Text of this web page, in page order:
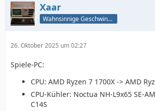
Xaar
Wahnsinnige Geschwindigkeit - und los!
26. Oktober 2025 um 02:27
Spiele-PC:
CPU: AMD Ryzen 7 1700X -> AMD
CPU-Kühler: Noctua NH-L9x65 SE-
C14S